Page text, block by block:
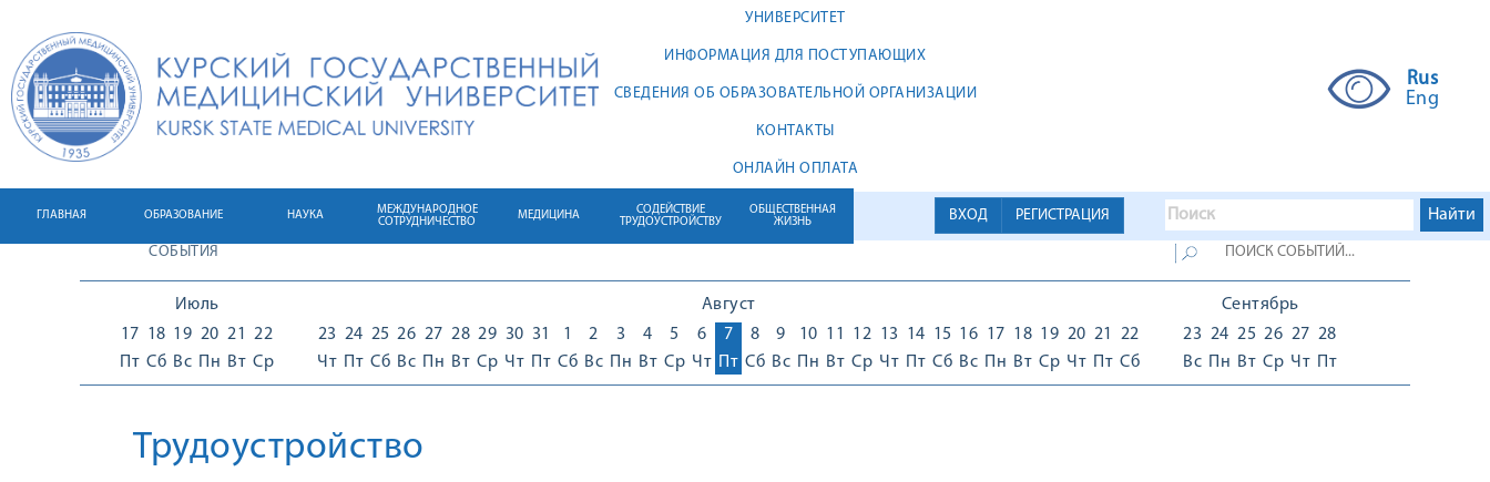
УНИВЕРСИТЕТ
ИНФОРМАЦИЯ ДЛЯ ПОСТУПАЮЩИХ
СВЕДЕНИЯ ОБ ОБРАЗОВАТЕЛЬНОЙ ОРГАНИЗАЦИИ
КОНТАКТЫ
ОНЛАЙН ОПЛАТА
Rus
Eng
ВХОД РЕГИСТРАЦИЯ
ГЛАВНАЯ ОБРАЗОВАНИЕ НАУКА
МЕЖДУНАРОДНОЕ
СОТРУДНИЧЕСТВО
МЕДИЦИНА
СОДЕЙСТВИЕ
ТРУДОУСТРОЙСТВУ
ОБЩЕСТВЕННАЯ
ЖИЗНЬ
СОБЫТИЯ
Июль
17
Пт
18
Сб
19
Вс
20
Пн
21
Вт
22
Ср
Август
23
Чт
24
Пт
25
Сб
26
Вс
27
Пн
28
Вт
29
Ср
30
Чт
31
Пт
1
Сб
2
Вс
3
Пн
4
Вт
5
Ср
6
Чт
7
Пт
8
Сб
9
Вс
10
Пн
11
Вт
12
Ср
13
Чт
14
Пт
15
Сб
16
Вс
17
Пн
18
Вт
19
Ср
20
Чт
21
Пт
22
Сб
Сентябрь
23
Вс
24
Пн
25
Вт
26
Ср
27
Чт
28
Пт
Трудоустройство